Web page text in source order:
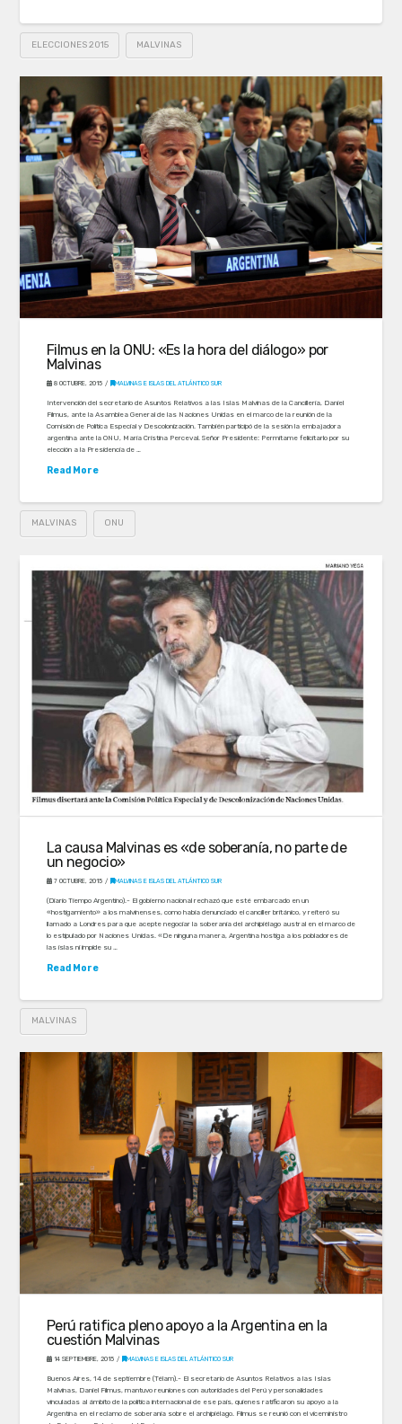
ELECCIONES 2015 MALVINAS
Filmus en la ONU: «Es la hora del diálogo» por
Malvinas
8 OCTUBRE, 2015 MALVINAS E ISLAS DEL ATLÁNTICO SUR
Intervención del secretario de Asuntos Relativos a las Islas Malvinas de la Cancillería, Daniel
Filmus, ante la Asamblea General de las Naciones Unidas en el marco de la reunión de la
Comisión de Política Especial y Descolonización. También participó de la sesión la embajadora
argentina ante la ONU, María Cristina Perceval. Señor Presidente: Permítame felicitarlo por su
elección a la Presidencia de …
Read More
MALVINAS ONU
La causa Malvinas es «de soberanía, no parte de
un negocio»
7 OCTUBRE, 2015 MALVINAS E ISLAS DEL ATLÁNTICO SUR
(Diario Tiempo Argentino).- El gobierno nacional rechazó que esté embarcado en un
«hostigamiento» a los malvinenses, como había denunciado el canciller británico, y reiteró su
llamado a Londres para que acepte negociar la soberanía del archipiélago austral en el marco de
lo estipulado por Naciones Unidas. «De ninguna manera, Argentina hostiga a los pobladores de
las islas ni impide su …
Read More
MALVINAS
Perú ratifica pleno apoyo a la Argentina en la
cuestión Malvinas
14 SEPTIEMBRE, 2015 MALVINAS E ISLAS DEL ATLÁNTICO SUR
Buenos Aires, 14 de septiembre (Télam).- El secretario de Asuntos Relativos a las Islas
Malvinas, Daniel Filmus, mantuvo reuniones con autoridades del Perú y personalidades
vinculadas al ámbito de la política internacional de ese país, quienes ratificaron su apoyo a la
Argentina en el reclamo de soberanía sobre el archipiélago. Filmus se reunió con el viceministro